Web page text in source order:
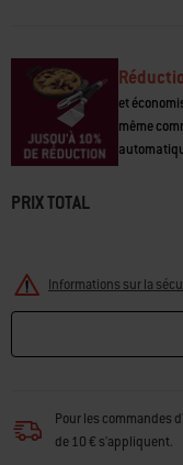
nettoyage facile.
• 2 plateaux de service
tablette latérale Weber
• 2 récipients de
évent
• Couvercles
et
même
PRIX TOTAL
Informations sur la
Pour les commandes
de 10 € s'appliquent.